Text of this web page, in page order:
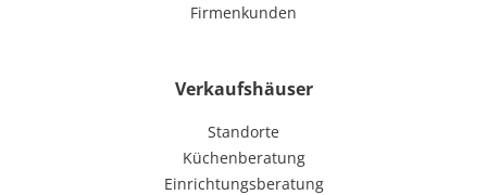
Firmenkunden
Verkaufshäuser
Standorte
Küchenberatung
Einrichtungsberatung